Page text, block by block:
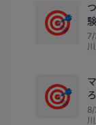
🎯
験
🎯